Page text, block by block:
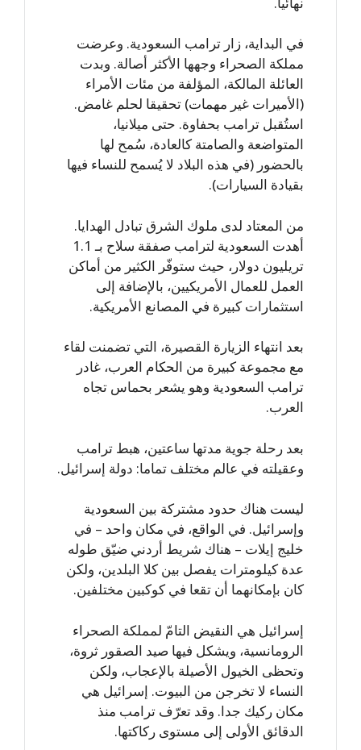
في البداية، زار ترامب السعودية. وعرضت
مملكة الصحراء وجهها الأكثر أصالة. وبدت
العائلة المالكة، المؤلفة من مئات الأمراء
(الأميرات غير مهمات) تحقيقا لحلم غامض.
استُقبل ترامب بحفاوة. حتى ميلانيا،
المتواضعة والصامتة كالعادة، سُمح لها
بالحضور (في هذه البلاد لا يُسمح للنساء فيها
بقيادة السيارات).
من المعتاد لدى ملوك الشرق تبادل الهدايا.
أهدت السعودية لترامب صفقة سلاح بـ 1.1
تريليون دولار، حيث ستوفّر الكثير من أماكن
العمل للعمال الأمريكيين، بالإضافة إلى
استثمارات كبيرة في المصانع الأمريكية.
بعد انتهاء الزيارة القصيرة، التي تضمنت لقاء
مع مجموعة كبيرة من الحكام العرب، غادر
ترامب السعودية وهو يشعر بحماس تجاه
العرب.
بعد رحلة جوية مدتها ساعتين، هبط ترامب
وعقيلته في عالم مختلف تماما: دولة إسرائيل.
ليست هناك حدود مشتركة بين السعودية
وإسرائيل. في الواقع، في مكان واحد – في
خليج إيلات – هناك شريط أردني ضيّق طوله
عدة كيلومترات يفصل بين كلا البلدين، ولكن
كان بإمكانهما أن تقعا في كوكبين مختلفين.
إسرائيل هي النقيض التامّ لمملكة الصحراء
الرومانسية، ويشكل فيها صيد الصقور ثروة،
وتحظى الخيول الأصيلة بالإعجاب، ولكن
النساء لا تخرجن من البيوت. إسرائيل هي
مكان ركيك جدا. وقد تعرّف ترامب منذ
الدقائق الأولى إلى مستوى ركاكتها.